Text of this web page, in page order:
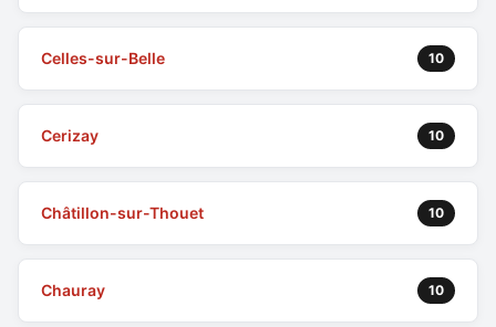
Celles-sur-Belle 10
Cerizay 10
Châtillon-sur-Thouet 10
Chauray 10